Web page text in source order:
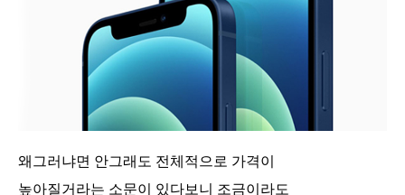
왜그러냐면 안그래도 전체적으로 가격이
높아질거라는 소문이 있다보니 조금이라도